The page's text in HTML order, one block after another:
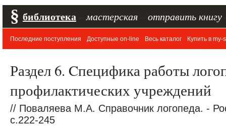
§ библиотека мастерская отправить книгу
Последние поступления Доступные on-line Весь каталог Купить в my-
Раздел 6. Cпецифика работы
профилактических учреждений
// Поваляева М.А. Справочник логопеда. -
c.222-245